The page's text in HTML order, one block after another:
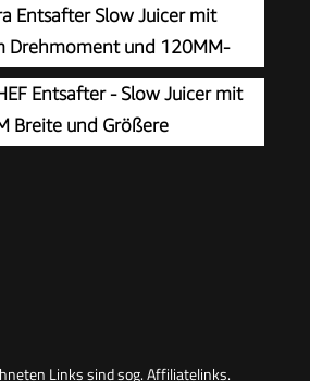
Entsafter Slow Juicer mit
Drehmoment und 120MM-
Kein Vorschneiden
und obst, 99,6%
REV-Modus, einfacher zu
Entsafter - Slow Juicer mit
Breite und Größere
Links sind sog. Affiliatelinks.